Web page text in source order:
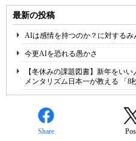
最新の投稿
AIは感情を持つのか？に対する
今更AIを恐れる愚かさ
【冬休みの課題図書】新年をい
メンタリズム日本一が教える 「8
Share